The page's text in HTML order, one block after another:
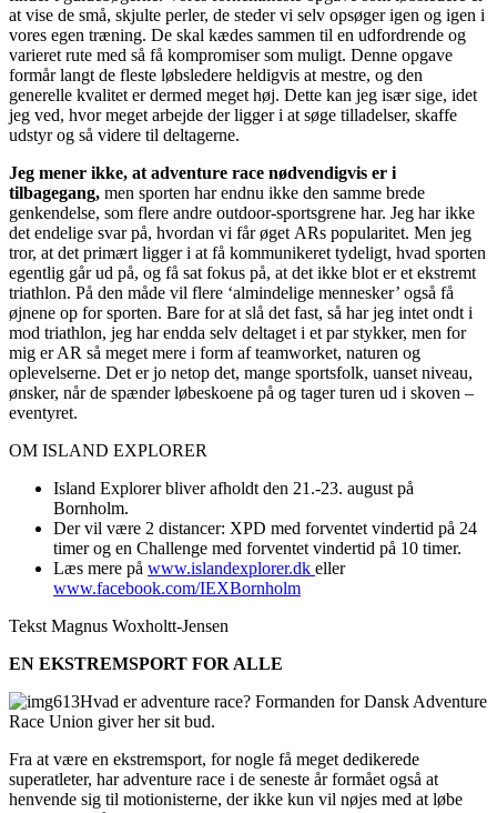
at vise de små, skjulte perler, de steder vi selv opsøger igen og igen i
vores egen træning. De skal kædes sammen til en udfordrende og
varieret rute med så få kompromiser som muligt. Denne opgave
formår langt de fleste løbsledere heldigvis at mestre, og den
generelle kvalitet er dermed meget høj. Dette kan jeg især sige, idet
jeg ved, hvor meget arbejde der ligger i at søge tilladelser, skaffe
udstyr og så videre til deltagerne.
Jeg mener ikke, at adventure race nødvendigvis er i
tilbagegang, men sporten har endnu ikke den samme brede
genkendelse, som flere andre outdoor-sportsgrene har. Jeg har ikke
det endelige svar på, hvordan vi får øget ARs popularitet. Men jeg
tror, at det primært ligger i at få kommunikeret tydeligt, hvad sporten
egentlig går ud på, og få sat fokus på, at det ikke blot er et ekstremt
triathlon. På den måde vil flere ‘almindelige mennesker’ også få
øjnene op for sporten. Bare for at slå det fast, så har jeg intet ondt i
mod triathlon, jeg har endda selv deltaget i et par stykker, men for
mig er AR så meget mere i form af teamworket, naturen og
oplevelserne. Det er jo netop det, mange sportsfolk, uanset niveau,
ønsker, når de spænder løbeskoene på og tager turen ud i skoven –
eventyret.
OM ISLAND EXPLORER
Island Explorer bliver afholdt den 21.-23. august på
Bornholm.
Der vil være 2 distancer: XPD med forventet vindertid på 24
timer og en Challenge med forventet vindertid på 10 timer.
Læs mere på www.islandexplorer.dk eller
www.facebook.com/IEXBornholm
Tekst Magnus Woxholtt-Jensen
EN EKSTREMSPORT FOR ALLE
Hvad er adventure race? Formanden for Dansk Adventure
Race Union giver her sit bud.
Fra at være en ekstremsport, for nogle få meget dedikerede
superatleter, har adventure race i de seneste år formået også at
henvende sig til motionisterne, der ikke kun vil nøjes med at løbe